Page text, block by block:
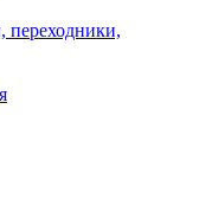
переходники,